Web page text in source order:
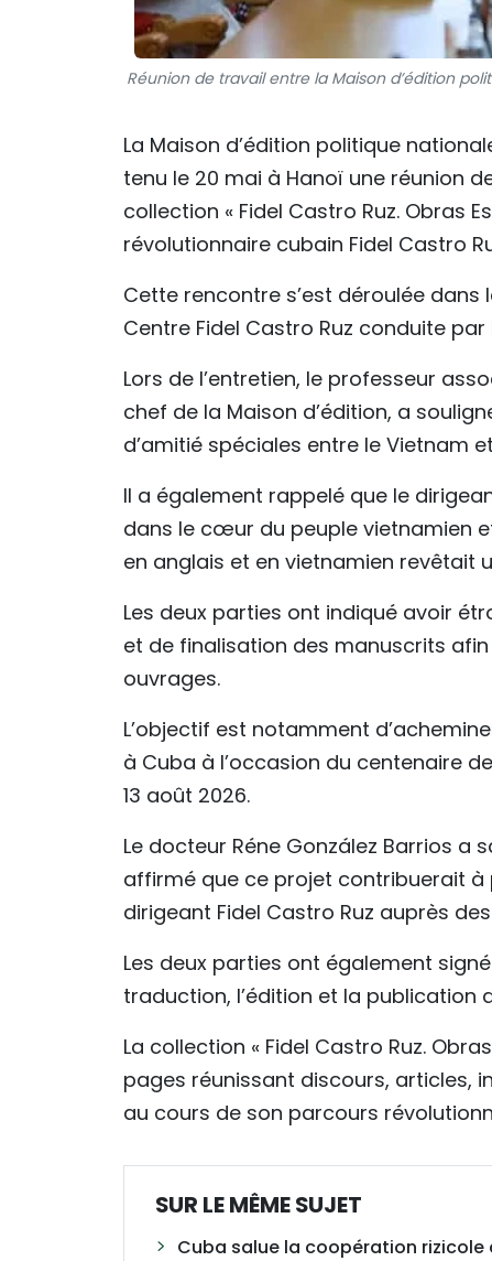
Réunion de travail entre la Maison d’édition
La Maison d’édition politique
tenu le 20 mai à Hanoï une réunion
collection « Fidel Castro Ruz. Obras
révolutionnaire cubain Fidel Castro
Cette rencontre s’est déroulée
Centre Fidel Castro Ruz conduite
Lors de l’entretien, le professeur
chef de la Maison d’édition, a
d’amitié spéciales entre le Vietnam
Il a également rappelé que le
dans le cœur du peuple vietnamien
en anglais et en vietnamien revêtait
Les deux parties ont indiqué avoir
et de finalisation des manuscrits
ouvrages.
L’objectif est notamment
à Cuba à l’occasion du centenaire
13 août 2026.
Le docteur Réne González Barrios
affirmé que ce projet contribuerait à
dirigeant Fidel Castro Ruz auprès
Les deux parties ont également
traduction, l’édition et la publication
La collection « Fidel Castro Ruz.
pages réunissant discours, articles,
au cours de son parcours
SUR LE MÊME SUJET
Cuba salue la coopération rizicole